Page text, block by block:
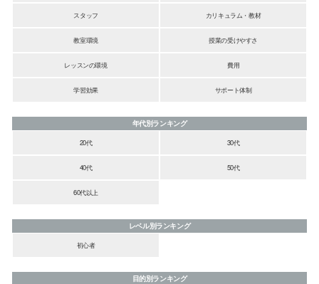
スタッフ カリキュラム・教材
教室環境 授業の受けやすさ
レッスンの環境 費用
学習効果 サポート体制
年代別ランキング
20代
30代
40代 50代
60代以上
レベル別ランキング
初心者
目的別ランキング